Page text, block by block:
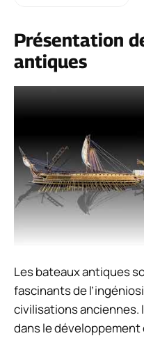
Présentation
antiques
Les bateaux antiques
fascinants de
civilisations anciennes.
dans le développement